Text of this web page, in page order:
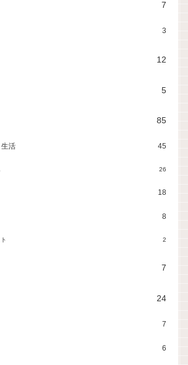
7
3
12
5
85
生活 45
26
18
8
2
7
24
7
6